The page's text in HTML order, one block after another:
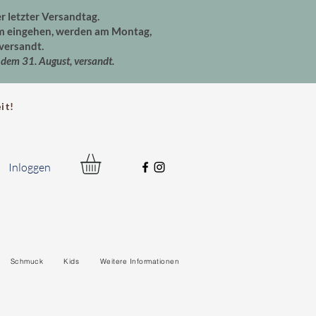
letzter Versandtag.
eingehen, werden am Montag,
31. August, versandt.
Inloggen
Schmuck Kids Weitere Informationen